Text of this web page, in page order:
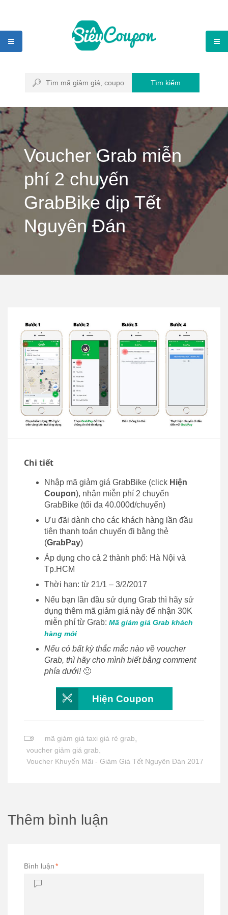
Tìm kiếm
Voucher Grab miễn
phí 2 chuyến
GrabBike dịp Tết
Nguyên Đán
Chi tiết
Nhập mã giảm giá GrabBike (click Hiện
Coupon), nhận miễn phí 2 chuyến
GrabBike (tối đa 40.000đ/chuyến)
Ưu đãi dành cho các khách hàng lần đầu
tiên thanh toán chuyến đi bằng thẻ
(GrabPay)
Áp dụng cho cả 2 thành phố: Hà Nội và
Tp.HCM
Thời hạn: từ 21/1 – 3/2/2017
Nếu bạn lần đầu sử dụng Grab thì hãy sử
dụng thêm mã giảm giá này để nhận 30K
miễn phí từ Grab: Mã giảm giá Grab khách
hàng mới
Nếu có bất kỳ thắc mắc nào về voucher
Grab, thì hãy cho mình biết bằng comment
phía dưới!🙂
Hiện Coupon
mã giảm giá taxi giá rẻ grab,
voucher giảm giá grab,
Voucher Khuyến Mãi - Giảm Giá Tết Nguyên Đán 2017
Thêm bình luận
Bình luận*